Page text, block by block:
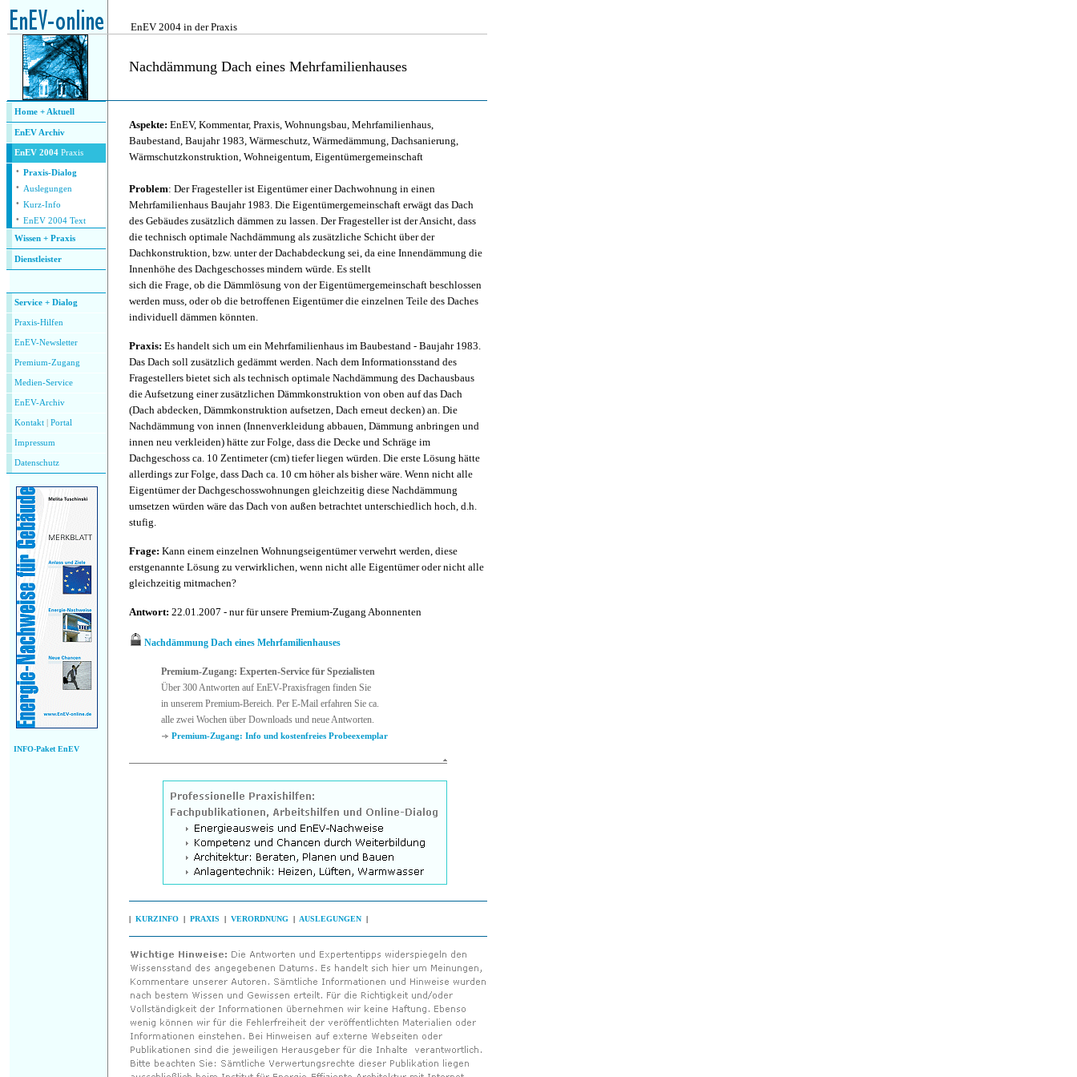
EnEV 2004 in der Praxis
Nachdämmung Dach eines Mehrfamilienhauses
Home + Aktuell
EnEV Archiv
EnEV 2004 Praxis
· Praxis-Dialog
· Auslegungen
· Kurz-Info
· EnEV 2004 Text
Wissen + Praxis
Dienstleister
Service + Dialog
Praxis-Hilfen
EnEV-Newsletter
Premium-Zugang
Medien-Service
EnEV-Archiv
Kontakt Portal
Impressum
Datenschutz
INFO-Paket EnEV
Aspekte: EnEV, Kommentar, Praxis, Wohnungsbau, Mehrfamilienhaus,
Baubestand, Baujahr 1983, Wärmeschutz, Wärmedämmung, Dachsanierung,
Wärmschutzkonstruktion, Wohneigentum, Eigentümergemeinschaft
Problem: Der Fragesteller ist Eigentümer einer Dachwohnung in einen
Mehrfamilienhaus Baujahr 1983. Die Eigentümergemeinschaft erwägt das Dach
des Gebäudes zusätzlich dämmen zu lassen. Der Fragesteller ist der Ansicht, dass
die technisch optimale Nachdämmung als zusätzliche Schicht über der
Dachkonstruktion, bzw. unter der Dachabdeckung sei, da eine Innendämmung die
Innenhöhe des Dachgeschosses mindern würde. Es stellt
sich die Frage, ob die Dämmlösung von der Eigentümergemeinschaft beschlossen
werden muss, oder ob die betroffenen Eigentümer die einzelnen Teile des Daches
individuell dämmen könnten.
Praxis: Es handelt sich um ein Mehrfamilienhaus im Baubestand - Baujahr 1983.
Das Dach soll zusätzlich gedämmt werden. Nach dem Informationsstand des
Fragestellers bietet sich als technisch optimale Nachdämmung des Dachausbaus
die Aufsetzung einer zusätzlichen Dämmkonstruktion von oben auf das Dach
(Dach abdecken, Dämmkonstruktion aufsetzen, Dach erneut decken) an. Die
Nachdämmung von innen (Innenverkleidung abbauen, Dämmung anbringen und
innen neu verkleiden) hätte zur Folge, dass die Decke und Schräge im
Dachgeschoss ca. 10 Zentimeter (cm) tiefer liegen würden. Die erste Lösung hätte
allerdings zur Folge, dass Dach ca. 10 cm höher als bisher wäre. Wenn nicht alle
Eigentümer der Dachgeschosswohnungen gleichzeitig diese Nachdämmung
umsetzen würden wäre das Dach von außen betrachtet unterschiedlich hoch, d.h.
stufig.
Frage: Kann einem einzelnen Wohnungseigentümer verwehrt werden, diese
erstgenannte Lösung zu verwirklichen, wenn nicht alle Eigentümer oder nicht alle
gleichzeitig mitmachen?
Antwort: 22.01.2007 - nur für unsere Premium-Zugang Abonnenten
Nachdämmung Dach eines Mehrfamilienhauses
Premium-Zugang: Experten-Service für Spezialisten
Über 300 Antworten auf EnEV-Praxisfragen finden Sie
in unserem Premium-Bereich. Per E-Mail erfahren Sie ca.
alle zwei Wochen über Downloads und neue Antworten.
Premium-Zugang: Info und kostenfreies Probeexemplar
| KURZINFO | PRAXIS | VERORDNUNG | AUSLEGUNGEN |